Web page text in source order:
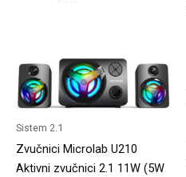
Sistem 2.1
Zvučnici Microlab U210
Aktivni zvučnici 2.1 11W (5W